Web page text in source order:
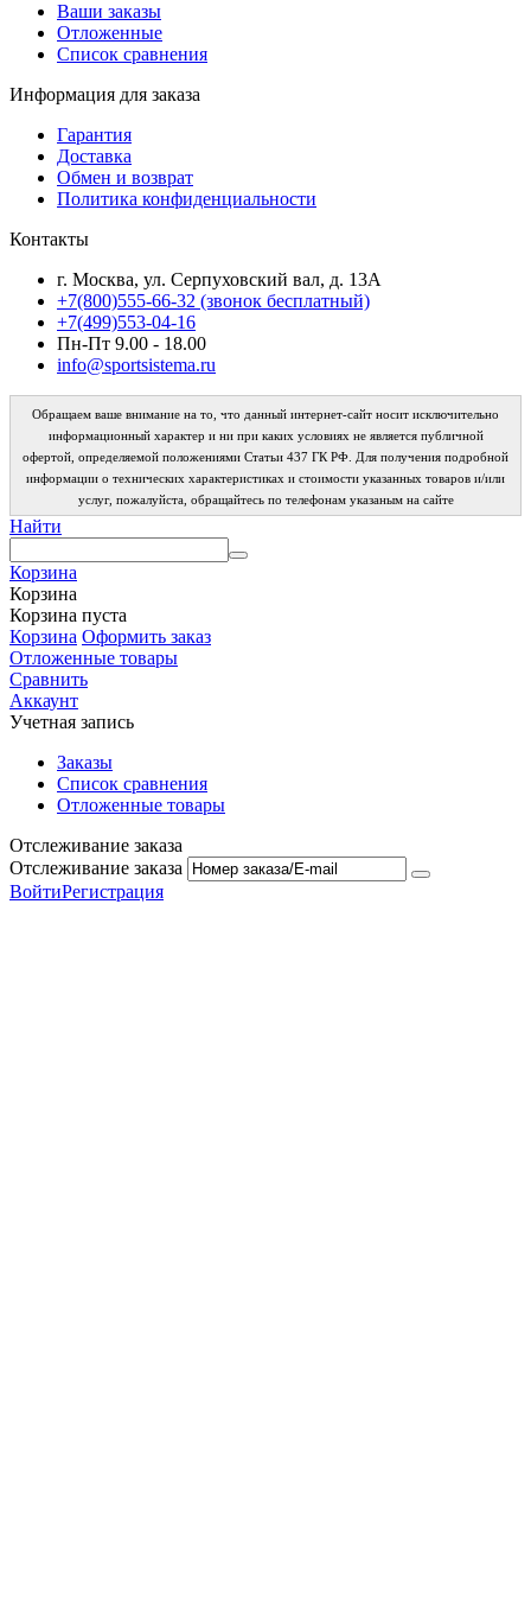
Ваши заказы
Отложенные
Список сравнения
Информация для заказа
Гарантия
Доставка
Обмен и возврат
Политика конфиденциальности
Контакты
г. Москва, ул. Серпуховский вал, д. 13А
+7(800)555-66-32 (звонок бесплатный)
+7(499)553-04-16
Пн-Пт 9.00 - 18.00
info@sportsistema.ru
Обращаем ваше внимание на то, что данный интернет-сайт носит исключительно
информационный характер и ни при каких условиях не является публичной
офертой, определяемой положениями Статьи 437 ГК РФ. Для получения подробной
информации о технических характеристиках и стоимости указанных товаров и/или
услуг, пожалуйста, обращайтесь по телефонам указаным на сайте
Найти
Корзина
Корзина
Корзина пуста
Корзина Оформить заказ
Отложенные товары
Сравнить
Аккаунт
Учетная запись
Заказы
Список сравнения
Отложенные товары
Отслеживание заказа
Отслеживание заказа
ВойтиРегистрация